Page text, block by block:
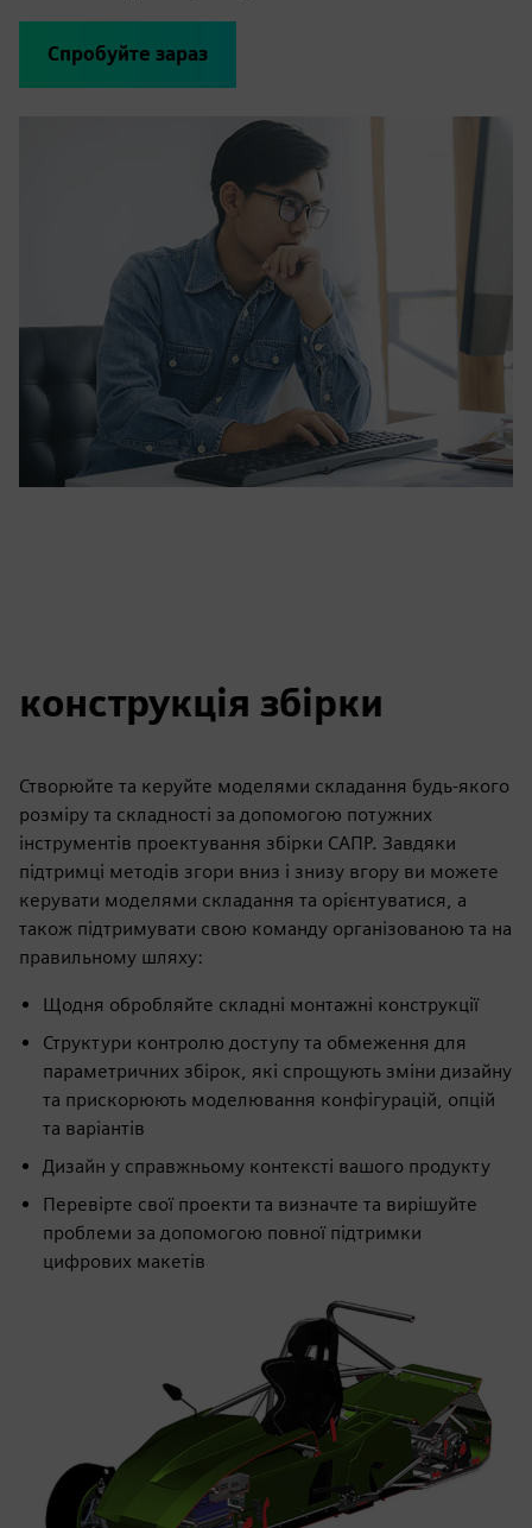
Спробуйте зараз
конструкція збірки
Створюйте та керуйте моделями складання будь-якого
розміру та складності за допомогою потужних
інструментів проектування збірки САПР. Завдяки
підтримці методів згори вниз і знизу вгору ви можете
керувати моделями складання та орієнтуватися, а
також підтримувати свою команду організованою та на
правильному шляху:
Щодня обробляйте складні монтажні конструкції
Структури контролю доступу та обмеження для
параметричних збірок, які спрощують зміни дизайну
та прискорюють моделювання конфігурацій, опцій
та варіантів
Дизайн у справжньому контексті вашого продукту
Перевірте свої проекти та визначте та вирішуйте
проблеми за допомогою повної підтримки
цифрових макетів